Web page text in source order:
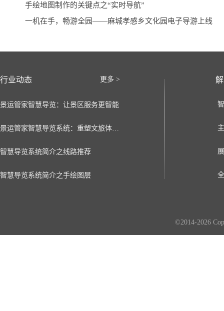
手绘地图制作的关键点之“实时导航”
一机在手，畅游全园——麻城孝感乡文化园电子导游上线
行业动态 更多 >
景运管家智慧导览：让景区服务更智能
智慧导览系统简介之线路推荐
智慧导览系统简介之手绘图层
©2014-2026